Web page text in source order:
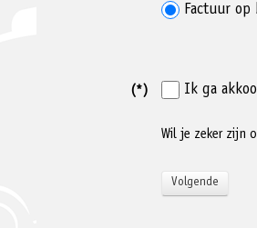
Factuur op
(*) Ik ga
Wil je zeker zijn